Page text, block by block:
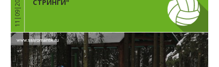
11|09|2016 СТРИНГИ"